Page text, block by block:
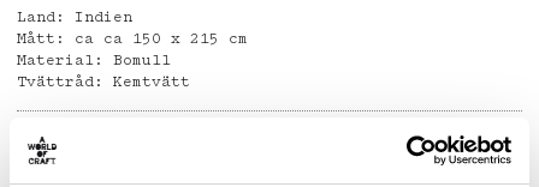
Land: Indien
Mått: ca ca 150 x 215 cm
Material: Bomull
Tvättråd: Kemtvätt
Detaljer